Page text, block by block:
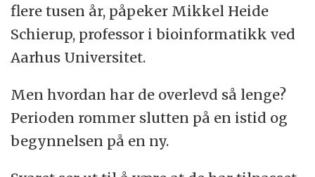
flere tusen år, påpeker Mikkel Heide
Schierup, professor i bioinformatikk ved
Aarhus Universitet.
Men hvordan har de overlevd så lenge?
Perioden rommer slutten på en istid og
begynnelsen på en ny.